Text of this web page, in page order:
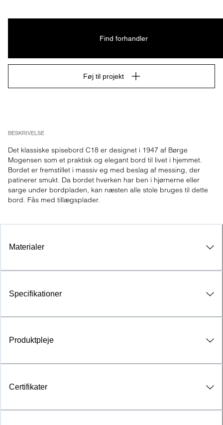
BESKRIVELSE
Det klassiske spisebord C18 er designet i 1947 af Børge
Mogensen som et praktisk og elegant bord til livet i hjemmet.
Bordet er fremstillet i massiv eg med beslag af messing, der
patinerer smukt. Da bordet hverken har ben i hjørnerne eller
sarge under bordpladen, kan næsten alle stole bruges til dette
bord. Fås med tillægsplader.
Find forhandler
Føj til projekt
Materialer
Specifikationer
Produktpleje
Certifikater